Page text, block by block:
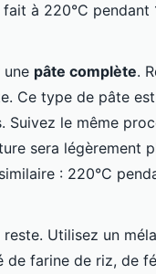
à 220°C pendant
pâte complète.
Ce type de pâte
le même
sera légèrement
: 220°C
Utilisez un
de farine de riz, de